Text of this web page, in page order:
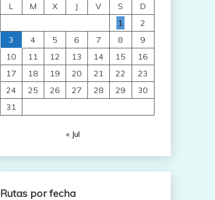
L
M X J V S
D
1
2
3
4 5 6 7 8
9
10
11 12 13 14 15
16
17
18 19 20 21 22
23
24
25 26 27 28 29
30
31
« Jul
Rutas por fecha